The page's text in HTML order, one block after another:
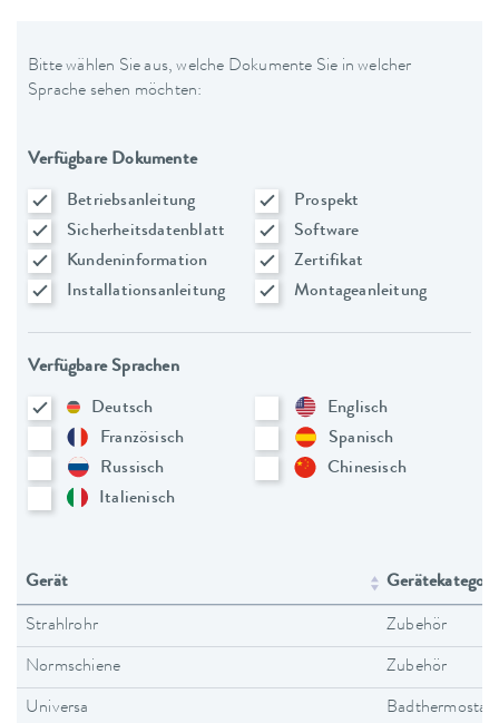
Bitte wählen Sie aus, welche Dokumente Sie in welcher
Sprache sehen möchten:
Verfügbare Dokumente
Betriebsanleitung
Prospekt
Sicherheitsdatenblatt
Software
Kundeninformation
Zertifikat
Installationsanleitung
Montageanleitung
Verfügbare Sprachen
Deutsch
Englisch
Französisch
Spanisch
Russisch
Chinesisch
Italienisch
Gerät
Strahlrohr Zubehör
Normschiene Zubehör
Universa